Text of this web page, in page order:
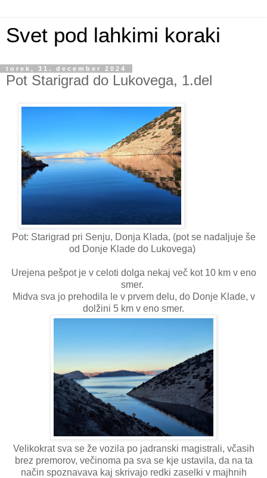
Svet pod lahkimi koraki
torek, 31. december 2024
Pot Starigrad do Lukovega, 1.del
Pot: Starigrad pri Senju, Donja Klada, (pot se nadaljuje še
od Donje Klade do Lukovega)
Urejena pešpot je v celoti dolga nekaj več kot 10 km v eno
smer.
Midva sva jo prehodila le v prvem delu, do Donje Klade, v
dolžini 5 km v eno smer.
Velikokrat sva se že vozila po jadranski magistrali, včasih
brez premorov, večinoma pa sva se kje ustavila, da na ta
način spoznavava kaj skrivajo redki zaselki v majhnih